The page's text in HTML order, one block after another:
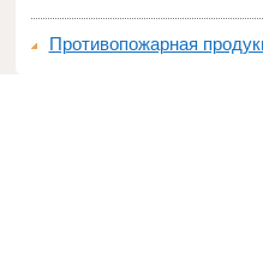
Противопожарная